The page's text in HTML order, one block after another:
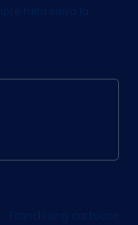
fatta salva la
Franchising cartucce